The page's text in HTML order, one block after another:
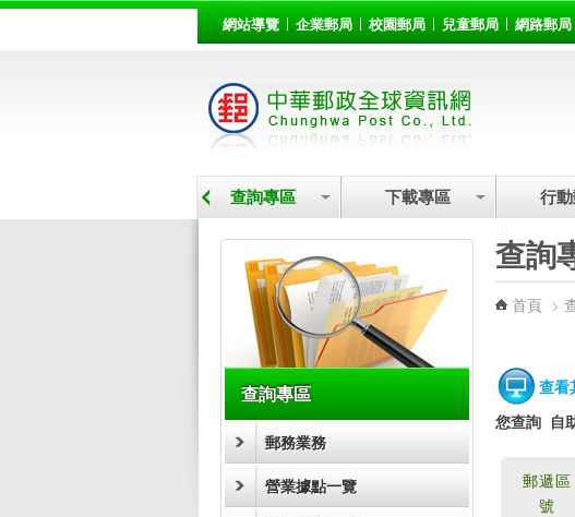
::: 網站導覽 企業郵局 校園郵局 兒童郵局 網路郵局
查詢專區 下載專區 行
查詢專區
郵務業務
營業據點一覽
查詢
首頁 >
查看
您查詢 自
郵遞區
號